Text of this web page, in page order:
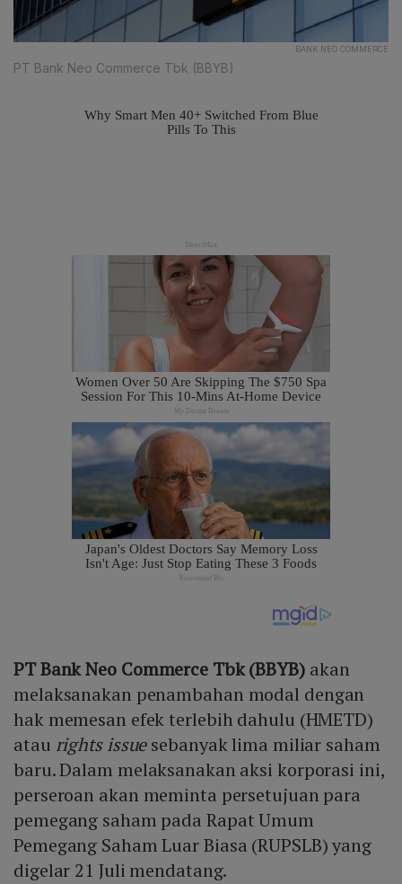
BANK NEO COMMERCE
PT Bank Neo Commerce Tbk (BBYB)
PT Bank Neo Commerce Tbk (BBYB) akan
melaksanakan penambahan modal dengan
hak memesan efek terlebih dahulu (HMETD)
atau rights issuesebanyak lima miliar saham
baru. Dalam melaksanakan aksi korporasi ini,
perseroan akan meminta persetujuan para
pemegang saham pada Rapat Umum
Pemegang Saham Luar Biasa (RUPSLB) yang
digelar 21 Juli mendatang.